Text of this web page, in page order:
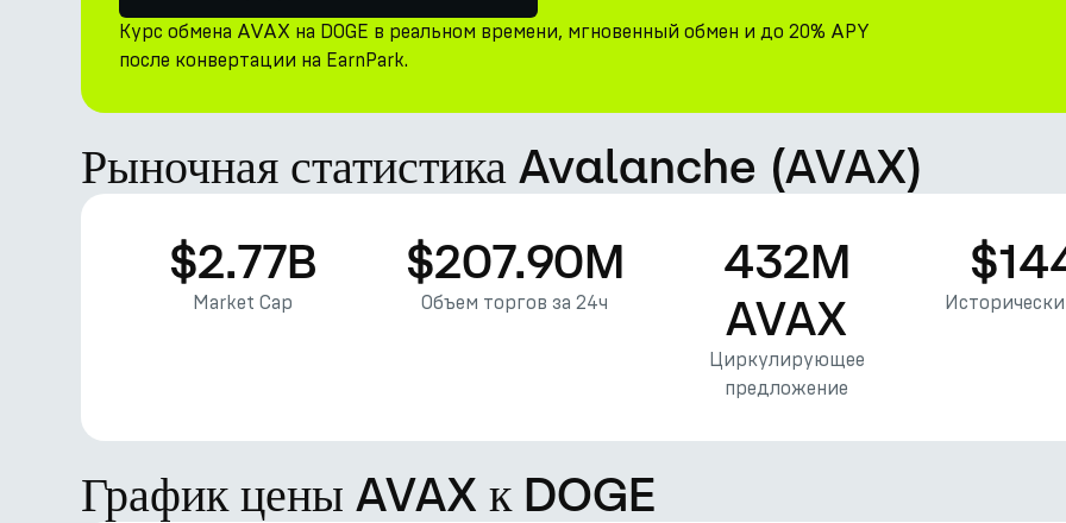
Курс обмена AVAX на DOGE в реальном времени, мгновенный обмен и до 20% APY
после конвертации на EarnPark.
Рыночная статистика Avalanche (AVAX)
$2.77B
Market Cap
$207.90M
Объем торгов за 24ч
432M
AVAX
Циркулирующее
предложение
График цены AVAX к DOGE